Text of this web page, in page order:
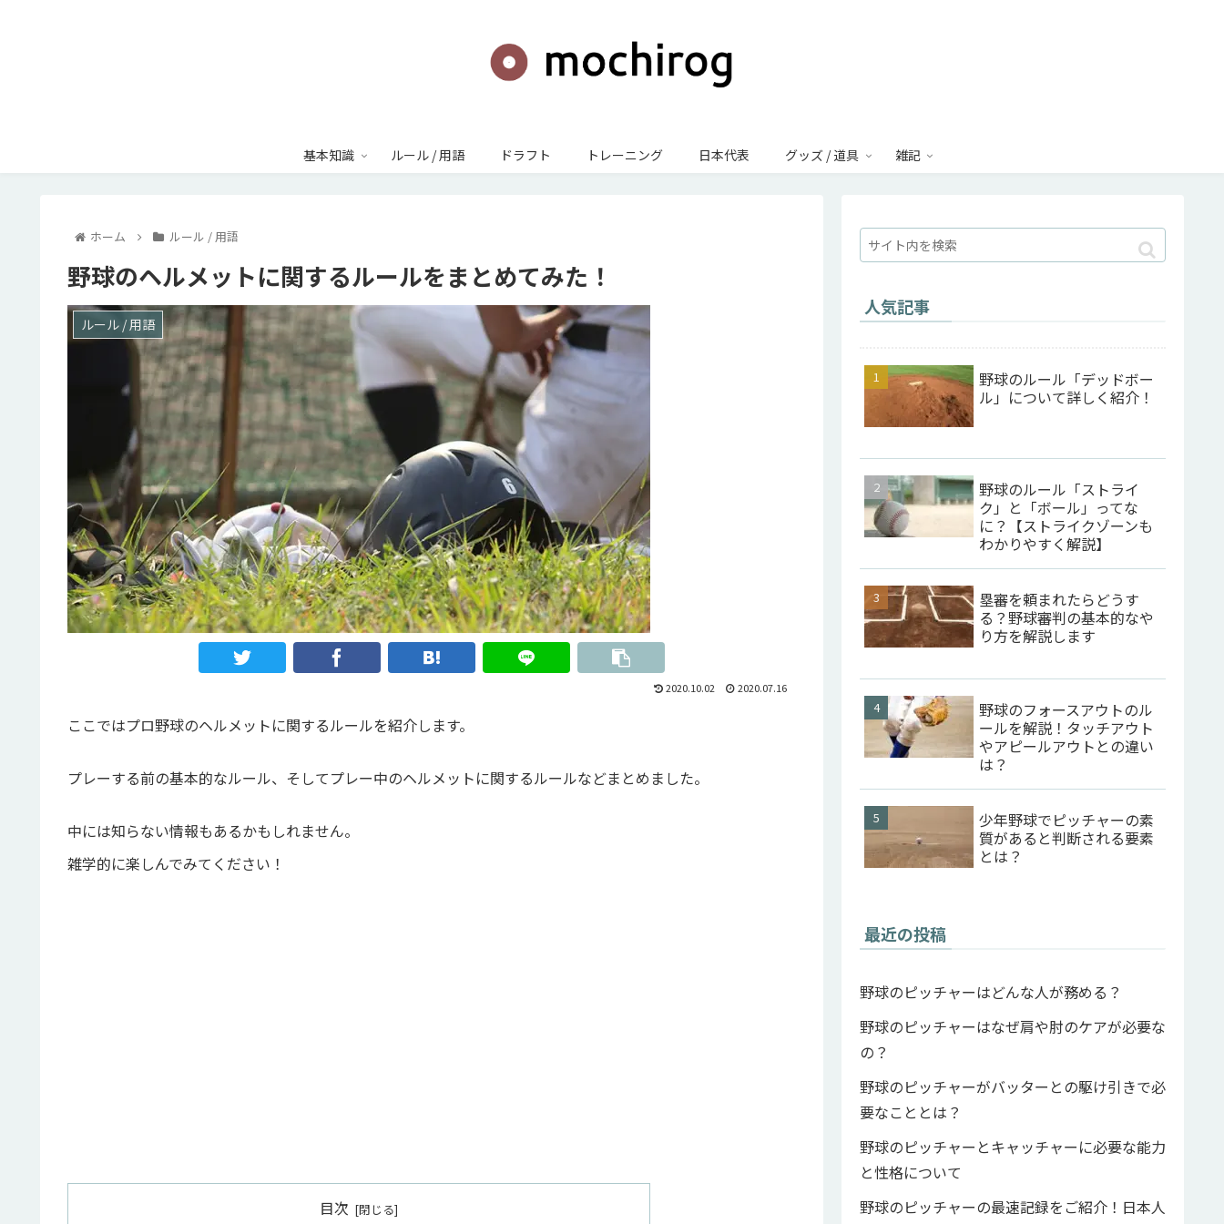
基本知識 ルール / 用語 ドラフト トレーニング 日本代表 グッズ / 道具 雑記
ホーム ルール / 用語
野球のヘルメットに関するルールをまとめてみた！
ルール / 用語
2020.10.02 2020.07.16
ここではプロ野球のヘルメットに関するルールを紹介します。
プレーする前の基本的なルール、そしてプレー中のヘルメットに関するルールなどまとめました。
中には知らない情報もあるかもしれません。
雑学的に楽しんでみてください！
目次
人気記事
野球のルール「デッドボー
ル」について詳しく紹介！
野球のルール「ストライ
ク」と「ボール」ってな
に？【ストライクゾーンも
わかりやすく解説】
塁審を頼まれたらどうす
る？野球審判の基本的なや
り方を解説します
野球のフォースアウトのル
ールを解説！タッチアウト
やアピールアウトとの違い
は？
少年野球でピッチャーの素
質があると判断される要素
とは？
最近の投稿
野球のピッチャーはどんな人が務める？
野球のピッチャーはなぜ肩や肘のケアが必要な
の？
野球のピッチャーがバッターとの駆け引きで必
要なこととは？
野球のピッチャーとキャッチャーに必要な能力
と性格について
野球のピッチャーの最速記録をご紹介！日本人